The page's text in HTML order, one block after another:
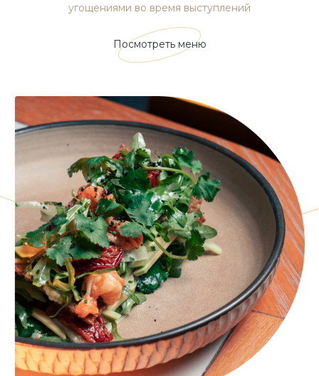
угощениями во время выступлений
Посмотреть меню